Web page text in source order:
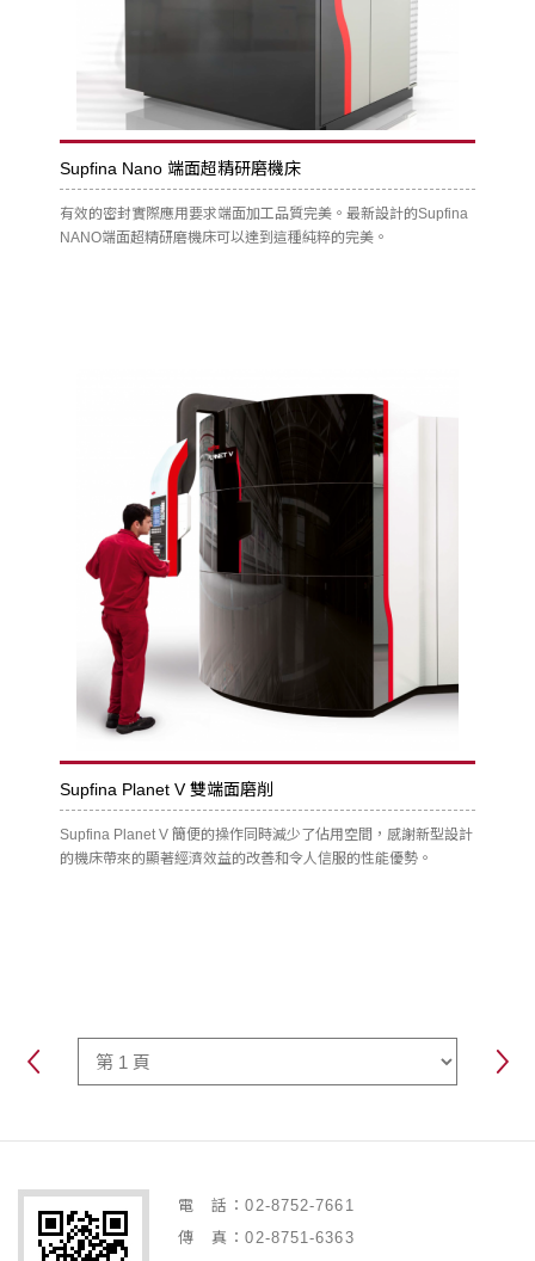
Supfina Nano 端面超精研磨機床
有效的密封實際應用要求端面加工品質完美。最新設計的Supfina
NANO端面超精研磨機床可以達到這種純粹的完美。
Supfina Planet V 雙端面磨削
Supfina Planet V 簡便的操作同時減少了佔用空間，感謝新型設計
的機床帶來的顯著經濟效益的改善和令人信服的性能優勢。
電 話：02-8752-7661
傳 真：02-8751-6363